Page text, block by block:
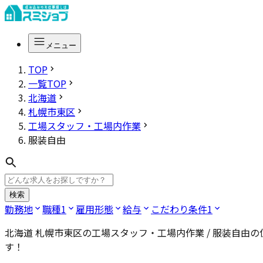
メニュー
TOP
一覧TOP
北海道
札幌市東区
工場スタッフ・工場内作業
服装自由
検索
勤務地 職種1 雇用形態 給与 こだわり条件1
北海道 札幌市東区の工場スタッフ・工場内作業 / 服装自由の
す！